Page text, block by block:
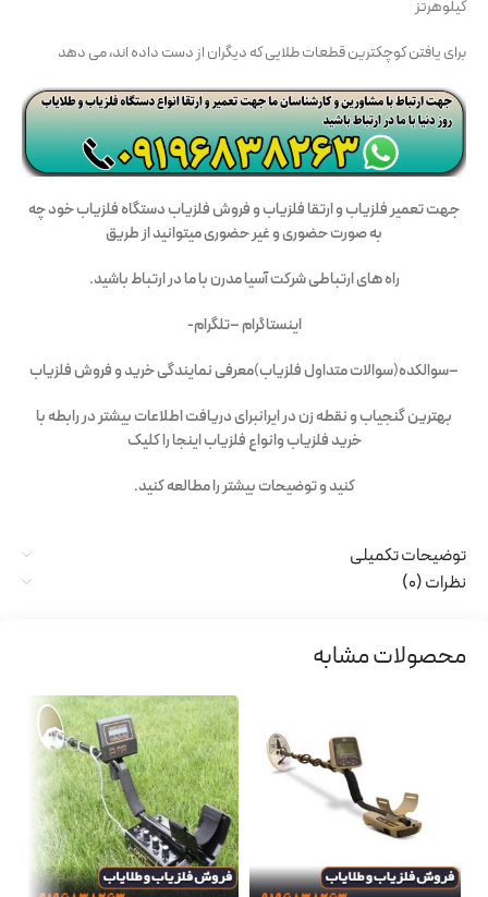
کیلوهرتز
برای یافتن کوچکترین قطعات طلایی که دیگران از دست داده اند، می دهد
جهت تعمیر فلزیاب و ارتقا فلزیاب و فروش فلزیاب دستگاه فلزیابخود چه
به صورت حضوری و غیر حضوری میتوانید از طریق
راه های ارتباطی شرکت آسیا مدرن با ما در ارتباط باشید.
اینستاگرام –تلگرام-
–سوالکده(سوالات متداول فلزیاب)معرفی نمایندگی خرید و فروش فلزیاب
بهترین گنجیاب و نقطه زن در ایرانبرای دریافت اطلاعات بیشتر در رابطه با
خرید فلزیاب وانواع فلزیاب اینجا را کلیک
کنید و توضیحات بیشتر را مطالعه کنید.
توضیحات تکمیلی
نظرات (0)
محصولات مشابه